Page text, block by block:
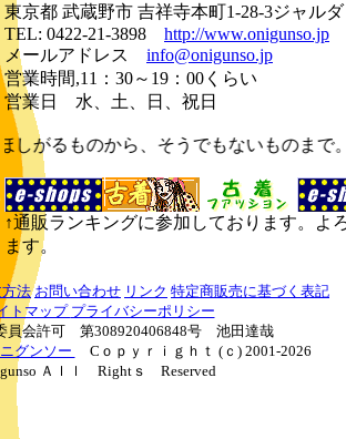
東京都 武蔵野市 吉祥寺本町1-28-3ジャル
TEL: 0422-21-3898
http://www.onigunso.jp
メールアドレス info@onigunso.jp
営業時間,11：30～19：00くらい
営業日 水、土、日、祝日
るものから、そうでもないものまで
↑通販ランキングに参加しております。よ
ます。
方法 お問い合わせ リンク 特定商販売に基づく表記
トマップ プライバシーポリシー
員会許可 第308920406848号 池田達哉
グンソー
Cｏｐｙｒｉｇｈｔ (ｃ) 2001-2026
Ａｌｌ Rightｓ Reserved